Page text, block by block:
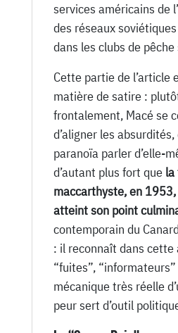
services américains de
des réseaux
dans les clubs de
Cette partie de l’article
matière de satire :
frontalement, Macé se
d’aligner les
paranoïa parler d’elle-
d’autant plus fort que la
maccarthyste, en 1953,
atteint son point
contemporain du
: il reconnaît dans cette
“fuites”,
mécanique très réelle
peur sert d’outil